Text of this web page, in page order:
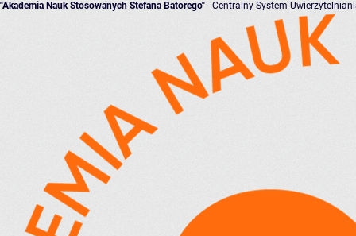
"Akademia Nauk Stosowanych Stefana Batorego" - Centralny System